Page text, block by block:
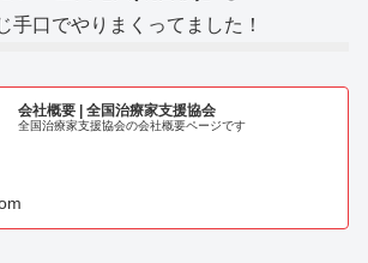
手口でやりまくってました！
会社概要 | 全国治療家支援協会
全国治療家支援協会の会社概要ページです